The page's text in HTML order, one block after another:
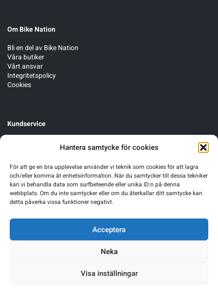
Hantera samtycke för cookies
För att ge en bra upplevelse använder vi teknik som cookies för att lagra
och/eller komma åt enhetsinformation. När du samtycker till dessa tekniker
kan vi behandla data som surfbeteende eller unika ID:n på denna
webbplats. Om du inte samtycker eller om du återkallar ditt samtycke kan
detta påverka vissa funktioner negativt.
Acceptera
Neka
Visa inställningar
Om Bike Nation
Bli en del av Bike Nation
Våra butiker
Vårt ansvar
Integritetspolicy
Cookies
Kundservice